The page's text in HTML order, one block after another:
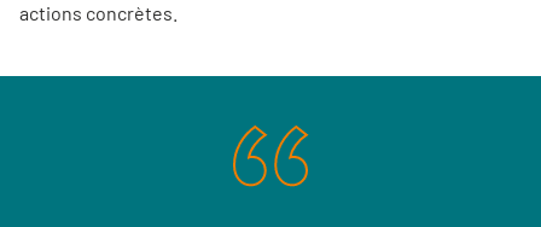
actions concrètes.